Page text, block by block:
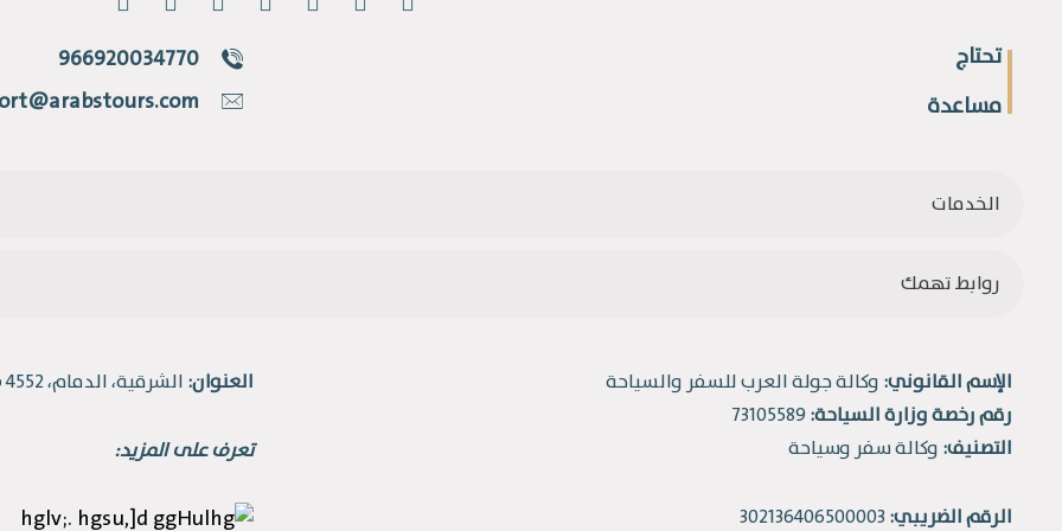
تحتاج
مساعدة
966920034770
الخدمات
روابط تهمك
الإسم القانوني: وكالة جولة العرب للسفر والسياحة
رقم رخصة وزارة السياحة:
التصنيف: وكالة سفر وسياحة
الرقم الضريبي:
العنوان: الشرقية، الدمام، 4552 طريق الملك فهد، حي القادسية.
تعرف على المزيد: